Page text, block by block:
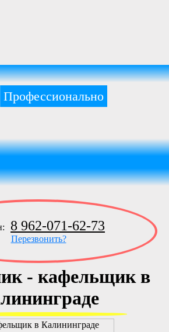
Профессионально
8 962-071-62-73
Перезвонить?
- кафельщик в